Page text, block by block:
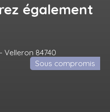
également
Sous compromis